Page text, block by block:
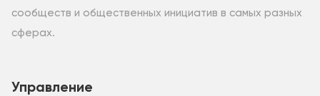
Управление
сообществ и общественных инициатив в самых разных
сферах.